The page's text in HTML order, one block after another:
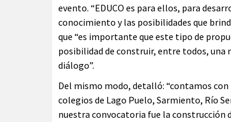
evento. “EDUCO es para ellos, para
conocimiento y las posibilidades que
que “es importante que este tipo de
posibilidad de construir, entre todos, una
diálogo”.
Del mismo modo, detalló: “contamos
colegios de Lago Puelo, Sarmiento, Río
nuestra convocatoria fue la construcción